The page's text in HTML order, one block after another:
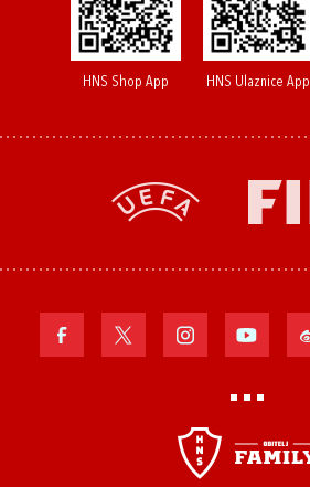
HNS Shop App HNS Ulaznice App